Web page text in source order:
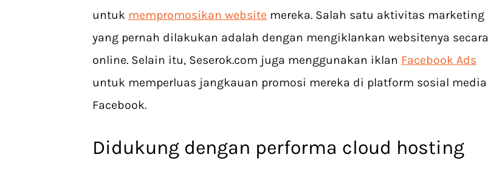
untuk mempromosikan website mereka. Salah satu aktivitas marketing
yang pernah dilakukan adalah dengan mengiklankan websitenya secara
online. Selain itu, Seserok.com juga menggunakan iklan Facebook Ads
untuk memperluas jangkauan promosi mereka di platform sosial media
Facebook.
Didukung dengan performa cloud hosting